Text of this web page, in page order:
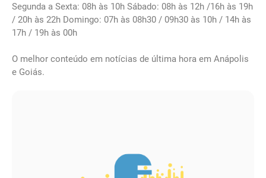
Segunda a Sexta: 08h às 10h Sábado: 08h às 12h /16h às 19h
/ 20h às 22h Domingo: 07h às 08h30 / 09h30 às 10h / 14h às
17h / 19h às 00h
O melhor conteúdo em notícias de última hora em Anápolis
e Goiás.